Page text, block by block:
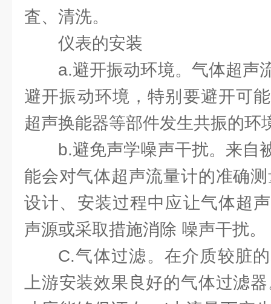
査、清洗。
仪表的安装
a.避开振动环境。气体超声
避开振动环境，特别要避开可
超声换能器等部件发生共振的环
b.避免声学噪声干扰。来自
能会对气体超声流量计的准确
设计、安装过程中应让气体超
声源或采取措施消除 噪声干扰。
C.气体过滤。在介质较脏
上游安装效果良好的气体过滤